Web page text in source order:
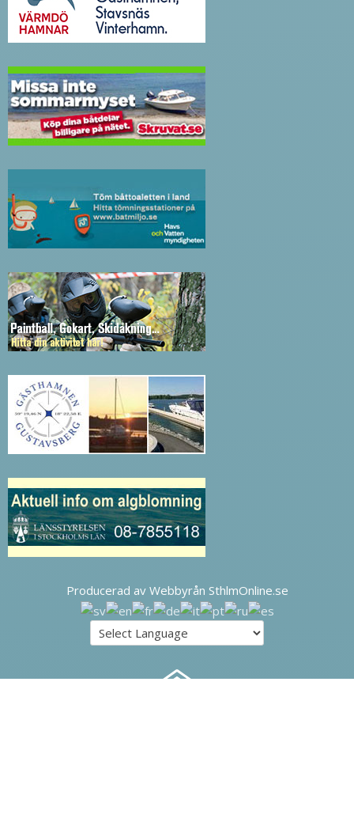
Producerad av Webbyrån SthlmOnline.se